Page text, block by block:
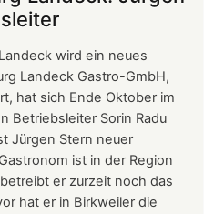
wird ein neues
Landeck Gastro-GmbH,
hat sich Ende Oktober im
Betriebsleiter Sorin Radu
Jürgen Stern neuer
ist in der Region
er zurzeit noch das
hat er in Birkweiler die